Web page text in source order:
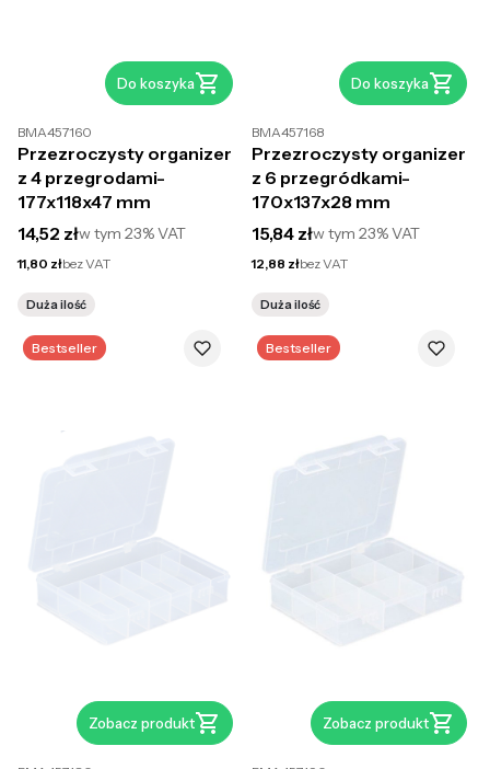
Do koszyka
BMA457160
Przezroczysty organizer
z 4 przegrodami-
177x118x47 mm
Cena brutto
14,52 złw tym 23%VAT
Cena netto
11,80 złbez VAT
Duża ilość
Do koszyka
BMA457168
Przezroczysty organizer
z 6 przegródkami-
170x137x28 mm
Cena brutto
15,84 złw tym23%VAT
Cena netto
12,88 złbez VAT
Duża ilość
Bestseller
Zobacz produkt
Bestseller
Zobacz produkt